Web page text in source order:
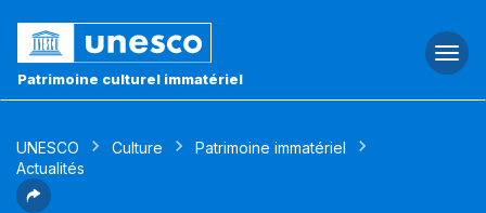
Patrimoine culturel immatériel
UNESCO Culture
Patrimoine immatériel
Actualités